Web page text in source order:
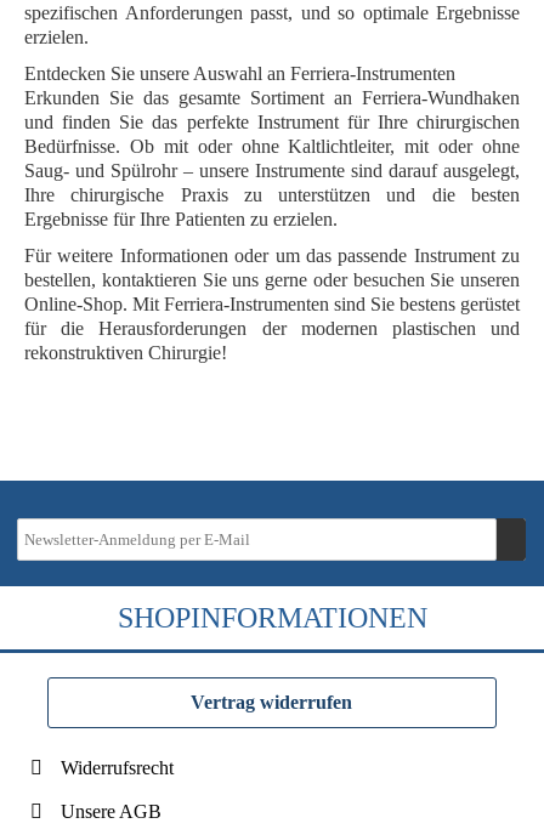
spezifischen Anforderungen passt, und so optimale Ergebnisse
erzielen.
Entdecken Sie unsere Auswahl an Ferriera-Instrumenten
Erkunden Sie das gesamte Sortiment an Ferriera-Wundhaken
und finden Sie das perfekte Instrument für Ihre chirurgischen
Bedürfnisse. Ob mit oder ohne Kaltlichtleiter, mit oder ohne
Saug- und Spülrohr – unsere Instrumente sind darauf ausgelegt,
Ihre chirurgische Praxis zu unterstützen und die besten
Ergebnisse für Ihre Patienten zu erzielen.
Für weitere Informationen oder um das passende Instrument zu
bestellen, kontaktieren Sie uns gerne oder besuchen Sie unseren
Online-Shop. Mit Ferriera-Instrumenten sind Sie bestens gerüstet
für die Herausforderungen der modernen plastischen und
rekonstruktiven Chirurgie!
SHOPINFORMATIONEN
Vertrag widerrufen
Widerrufsrecht
Unsere AGB